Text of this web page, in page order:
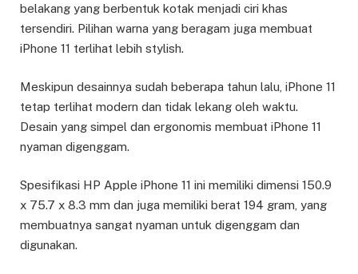
belakang yang berbentuk kotak menjadi ciri khas
tersendiri. Pilihan warna yang beragam juga membuat
iPhone 11 terlihat lebih stylish.
Meskipun desainnya sudah beberapa tahun lalu, iPhone 11
tetap terlihat modern dan tidak lekang oleh waktu.
Desain yang simpel dan ergonomis membuat iPhone 11
nyaman digenggam.
Spesifikasi HP Apple iPhone 11 ini memiliki dimensi 150.9
x 75.7 x 8.3 mm dan juga memiliki berat 194 gram, yang
membuatnya sangat nyaman untuk digenggam dan
digunakan.